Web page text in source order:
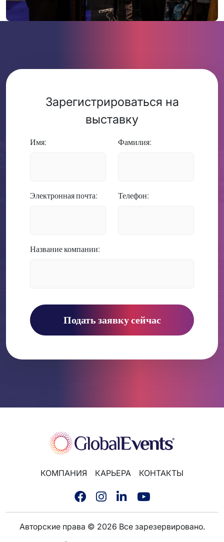
Зарегистрироваться на
выставку
Имя: Фамилия:
Электронная почта: Телефон:
Название компании:
Подать заявку сейчас
КОМПАНИЯ КАРЬЕРА КОНТАКТЫ
Авторские права © 2026 Все зарезервировано.